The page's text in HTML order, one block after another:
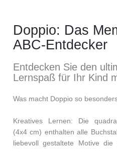
Doppio: Das
ABC-Entdecker
Entdecken Sie den
Lernspaß für Ihr Kind
Was macht Doppio so
Kreatives Lernen: Die
(4x4 cm) enthalten alle
liebevoll gestaltete Motive die